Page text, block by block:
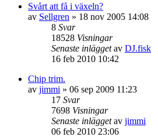
Svårt att få i växeln?
av Sellgren » 18 nov 2005 14:08
8 Svar
18528 Visningar
Senaste inläggetav DJ.fisk
16 feb 2010 10:42
Chip trim.
av jimmi » 06 sep 2009 11:23
17 Svar
7698 Visningar
Senaste inläggetav jimmi
06 feb 2010 23:06